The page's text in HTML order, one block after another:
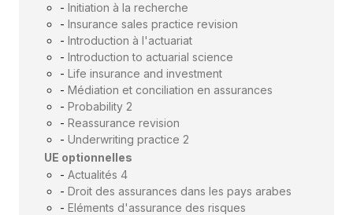
- Initiation à la recherche
- Insurance sales practice revision
- Introduction à l'actuariat
- Introduction to actuarial science
- Life insurance and investment
- Médiation et conciliation en assurances
- Probability 2
- Reassurance revision
- Underwriting practice 2
UE optionnelles
- Actualités 4
- Droit des assurances dans les pays arabes
- Eléments d'assurance des risques